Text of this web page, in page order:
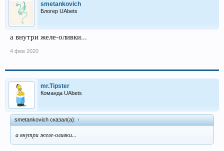
smetankovich
Блогер UAbets
а внутри желе-оливки...
4 фев 2020
mr.Tipster
Команда UAbets
smetankovich сказал(а): ↑
а внутри желе-оливки...